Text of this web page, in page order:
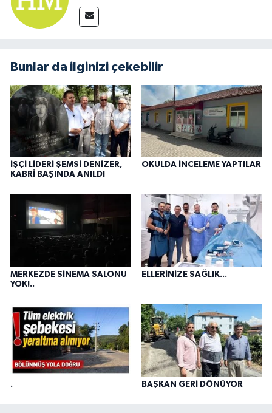
Bunlar da ilginizi çekebilir
İŞÇİ LİDERİ ŞEMSİ DENİZER,
KABRİ BAŞINDA ANILDI
OKULDA İNCELEME YAPTILAR
MERKEZDE SİNEMA SALONU
YOK!..
ELLERİNİZE SAĞLIK...
. BAŞKAN GERİ DÖNÜYOR